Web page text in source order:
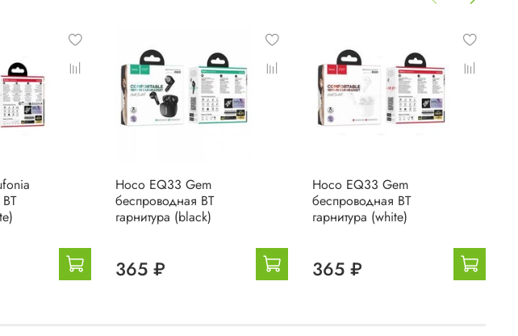
Hoco EQ33 Gem
беспроводная BT
гарнитура (black)
365 ₽
Hoco EQ33 Gem
беспроводная BT
гарнитура (white)
365 ₽